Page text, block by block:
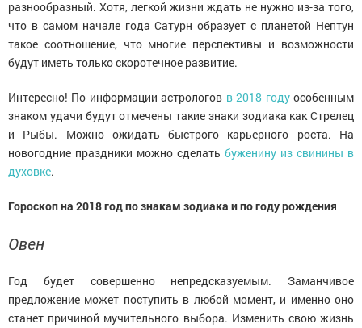
разнообразный. Хотя, легкой жизни ждать не нужно из-за того,
что в самом начале года Сатурн образует с планетой Нептун
такое соотношение, что многие перспективы и возможности
будут иметь только скоротечное развитие.
Интересно! По информации астрологов в 2018 годуособенным
знаком удачи будут отмечены такие знаки зодиака как Стрелец
и Рыбы. Можно ожидать быстрого карьерного роста. На
новогодние праздники можно сделать буженину из свинины в
духовке.
Гороскоп на 2018 год по знакам зодиака и по году рождения
Овен
Год будет совершенно непредсказуемым. Заманчивое
предложение может поступить в любой момент, и именно оно
станет причиной мучительного выбора. Изменить свою жизнь